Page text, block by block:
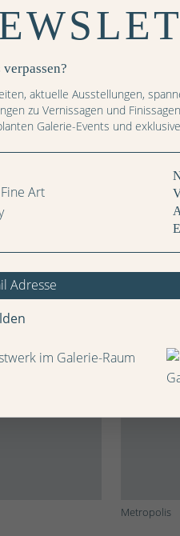
Metropolis
aktuelle Ausstellungen,
zu Vernissagen und
Galerie-Events und